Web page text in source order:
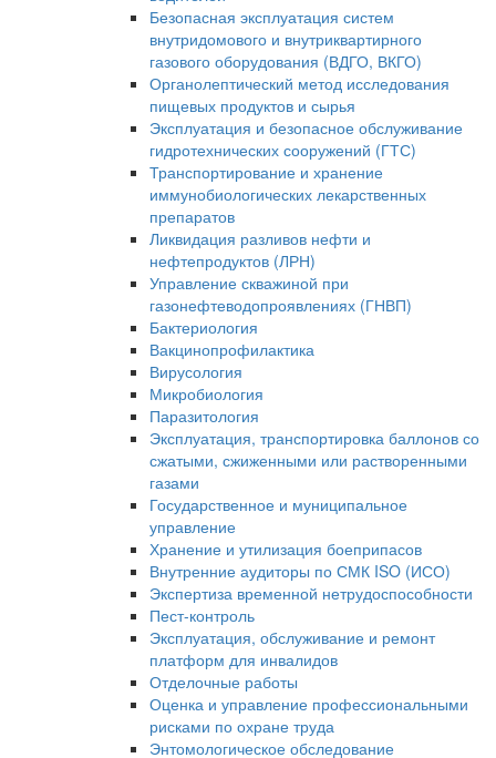
Безопасная эксплуатация систем
внутридомового и внутриквартирного
газового оборудования (ВДГО, ВКГО)
Органолептический метод исследования
пищевых продуктов и сырья
Эксплуатация и безопасное обслуживание
гидротехнических сооружений (ГТС)
Транспортирование и хранение
иммунобиологических лекарственных
препаратов
Ликвидация разливов нефти и
нефтепродуктов (ЛРН)
Управление скважиной при
газонефтеводопроявлениях (ГНВП)
Бактериология
Вакцинопрофилактика
Вирусология
Микробиология
Паразитология
Эксплуатация, транспортировка баллонов со
сжатыми, сжиженными или растворенными
газами
Государственное и муниципальное
управление
Хранение и утилизация боеприпасов
Внутренние аудиторы по СМК ISO (ИСО)
Экспертиза временной нетрудоспособности
Пест-контроль
Эксплуатация, обслуживание и ремонт
платформ для инвалидов
Отделочные работы
Оценка и управление профессиональными
рисками по охране труда
Энтомологическое обследование